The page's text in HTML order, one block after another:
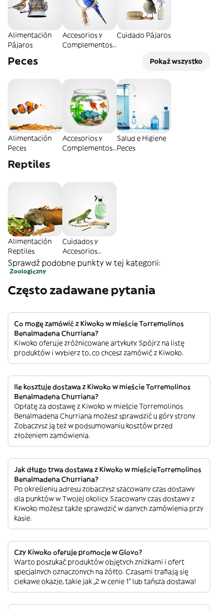
Alimentación
Pájaros
Accesorios y
Complementos
Cuidado Pájaros
Peces Pokaż wszystko
Alimentación
Peces
Accesorios y
Complementos
Salud e Higiene
Peces
Reptiles
Alimentación
Reptiles
Cuidados y
Accesorios
Reptiles
Sprawdź podobne punkty w tej kategorii:
Zoologiczny
Często zadawane pytania
Co mogę zamówić z Kiwoko w mieście Torremolinos
Benalmadena Churriana?
Kiwoko oferuje zróżnicowane artykuły. Spójrz na listę
produktów i wybierz to, co chcesz zamówić z Kiwoko.
Ile kosztuje dostawa z Kiwoko w mieście Torremolinos
Benalmadena Churriana?
Opłatę za dostawę z Kiwoko w mieście Torremolinos
Benalmadena Churriana możesz sprawdzić u góry strony.
Zobaczysz ją też w podsumowaniu kosztów przed
złożeniem zamówienia.
Jak długo trwa dostawa z Kiwoko w mieścieTorremolinos
Benalmadena Churriana?
Po określeniu adresu zobaczysz szacowany czas dostawy
dla punktów w Twojej okolicy. Szacowany czas dostawy z
Kiwoko możesz także sprawdzić w danych zamówienia przy
kasie.
Czy Kiwoko oferuje promocje w Glovo?
Warto poszukać produktów objętych zniżkami i ofert
specjalnych oznaczonych na żółto. Czasami trafiają się
ciekawe okazje, takie jak „2 w cenie 1” lub tańsza dostawa!